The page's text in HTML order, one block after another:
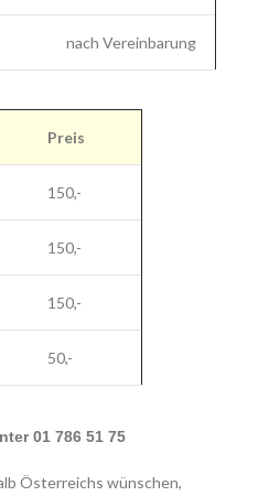
nach Vereinbarung
Preis
150,-
150,-
150,-
50,-
01 786 51 75
Österreichs wünschen,